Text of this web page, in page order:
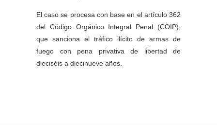
El caso se procesa con base en el artículo 362
del Código Orgánico Integral Penal (COIP),
que sanciona el tráfico ilícito de armas de
fuego con pena privativa de libertad de
dieciséis a diecinueve años.